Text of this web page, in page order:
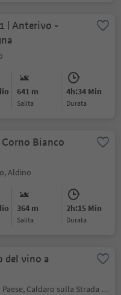
| Anterivo -
641 m
Salita
4h:34 Min
durata
Bianco
Aldino
364 m
Salita
2h:15 Min
durata
del vino a
Caldaro Paese, Caldaro sulla Strada del Vino, Strada del Vino